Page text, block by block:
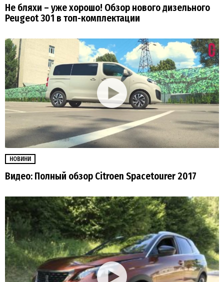
Не бляхи – уже хорошо! Обзор нового дизельного
Peugeot 301 в топ-комплектации
НОВИНИ
Видео: Полный обзор Citroen Spacetourer 2017